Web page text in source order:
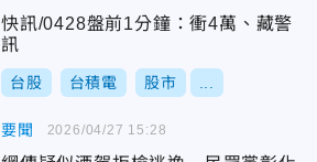
快訊/0428盤前1分鐘：衝4萬、藏警
訊
台股 台積電 股市
要聞 2026/04/27 15:28